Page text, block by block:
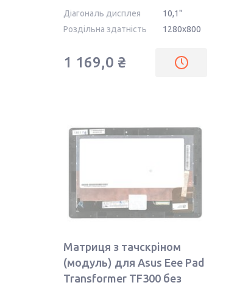
Діагональ дисплея
10,1"
Роздільна здатність
1280x800
1 169,0 ₴
Матриця з тачскріном
(модуль) для Asus Eee Pad
Transformer TF300 без